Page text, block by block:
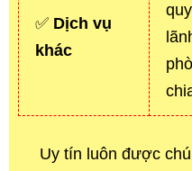
✅ Dịch vụ
khác
Uy tín luôn được